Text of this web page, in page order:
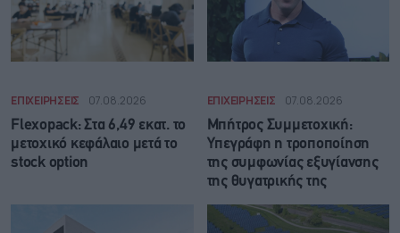
ΕΠΙΧΕΙΡΗΣΕΙΣ 07.08.2026
Flexopack: Στα 6,49 εκατ. το
μετοχικό κεφάλαιο μετά το
stock option
ΕΠΙΧΕΙΡΗΣΕΙΣ 07.08.2026
Μπήτρος Συμμετοχική:
Υπεγράφη η τροποποίηση
της συμφωνίας εξυγίανσης
της θυγατρικής της